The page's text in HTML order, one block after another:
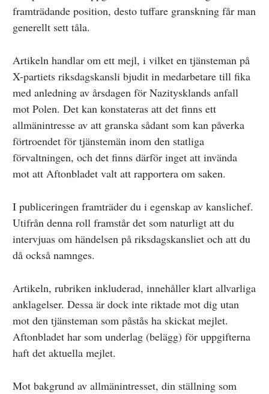
framträdande position, desto tuffare granskning får man
generellt sett tåla.
Artikeln handlar om ett mejl, i vilket en tjänsteman på
X-partiets riksdagskansli bjudit in medarbetare till fika
med anledning av årsdagen för Nazitysklands anfall
mot Polen. Det kan konstateras att det finns ett
allmänintresse av att granska sådant som kan påverka
förtroendet för tjänstemän inom den statliga
förvaltningen, och det finns därför inget att invända
mot att Aftonbladet valt att rapportera om saken.
I publiceringen framträder du i egenskap av kanslichef.
Utifrån denna roll framstår det som naturligt att du
intervjuas om händelsen på riksdagskansliet och att du
då också namnges.
Artikeln, rubriken inkluderad, innehåller klart allvarliga
anklagelser. Dessa är dock inte riktade mot dig utan
mot den tjänsteman som påstås ha skickat mejlet.
Aftonbladet har som underlag (belägg) för uppgifterna
haft det aktuella mejlet.
Mot bakgrund av allmänintresset, din ställning som